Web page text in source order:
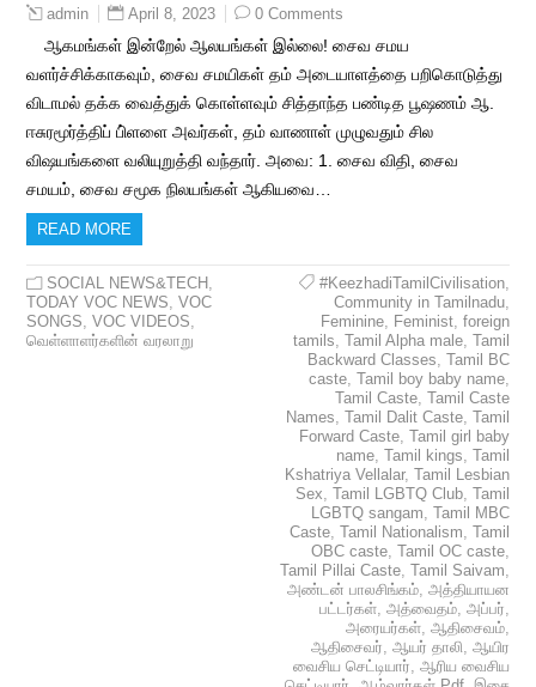
admin April 8, 2023 0 Comments
ஆகமங்கள் இன்றேல் ஆலயங்கள் இல்லை! சைவ சமய
வளர்ச்சிக்காகவும், சைவ சமயிகள் தம் அடையாளத்தை பறிகொடுத்து
விடாமல் தக்க வைத்துக் கொள்ளவும் சித்தாந்த பண்டித பூஷணம் ஆ.
ஈசுரமூர்த்திப் பி்ளளை அவர்கள், தம் வாணாள் முழுவதும் சில
விஷயங்களை வலியுறுத்தி வந்தார். அவை: 1. சைவ விதி, சைவ
சமயம், சைவ சமூக நிலயங்கள் ஆகியவை…
READ MORE
SOCIAL NEWS&TECH ,
TODAY VOC NEWS,VOC
SONGS,VOC VIDEOS,
வெள்ளாளர்களின் வரலாறு
#KeezhadiTamilCivilisation,
Community in Tamilnadu,
Feminine, Feminist, foreign
tamils, Tamil Alpha male, Tamil
Backward Classes, Tamil BC
caste, Tamil boy baby name,
Tamil Caste, Tamil Caste
Names, Tamil Dalit Caste, Tamil
Forward Caste, Tamil girl baby
name, Tamil kings, Tamil
Kshatriya Vellalar, Tamil Lesbian
Sex, Tamil LGBTQ Club, Tamil
LGBTQ sangam, Tamil MBC
Caste, Tamil Nationalism, Tamil
OBC caste, Tamil OC caste,
Tamil Pillai Caste, Tamil Saivam,
அண்டன் பாலசிங்கம், அத்தியாயன
பட்டர்கள், அத்வைதம், அப்பர்,
அரையர்கள், ஆதிசைவம்,
ஆதிசைவர், ஆயர் தாலி, ஆயிர
வைசிய செட்டியார், ஆரிய வைசிய